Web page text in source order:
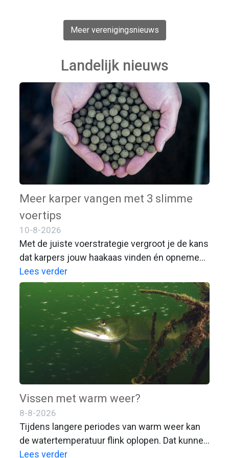
Meer verenigingsnieuws
Landelijk nieuws
Meer karper vangen met 3 slimme
voertips
10-8-2026
Met de juiste voerstrategie vergroot je de kans
dat karpers jouw haakaas vinden én opnemen.
Drie ervaren karpervissers delen hun aanpak
voor korte sessies, nauwkeurig voeren en het
bevissen van lange kanalen.
Lees verder
Vissen met warm weer?
8-8-2026
Tijdens langere periodes van warm weer kan
de watertemperatuur flink oplopen. Dat kunnen
we als sportvisser prettig vinden, maar zorgt
Lees verder